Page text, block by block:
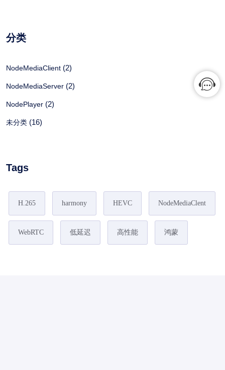
分类
NodeMediaClient (2)
NodeMediaServer (2)
NodePlayer (2)
未分类 (16)
Tags
H.265 harmony HEVC NodeMediaClent
WebRTC 低延迟 高性能 鸿蒙